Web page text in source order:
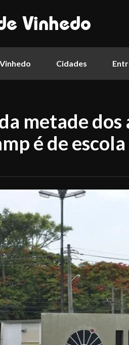
Vinhedo
Vinhedo Cidades
metade dos
é de